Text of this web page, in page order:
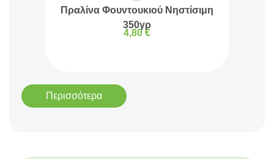
Πραλίνα Φουντουκιού Νηστίσιμη
350γρ
4,80 €
Περισσότερα